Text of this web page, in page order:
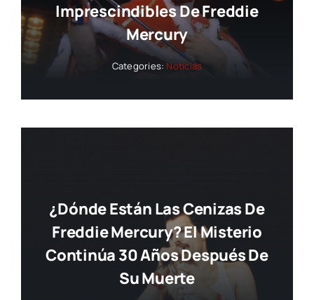
Imprescindibles De Freddie
Mercury
Categories: Noticias
¿Dónde Están Las Cenizas De
Freddie Mercury? El Misterio
Continúa 30 Años Después De
Su Muerte